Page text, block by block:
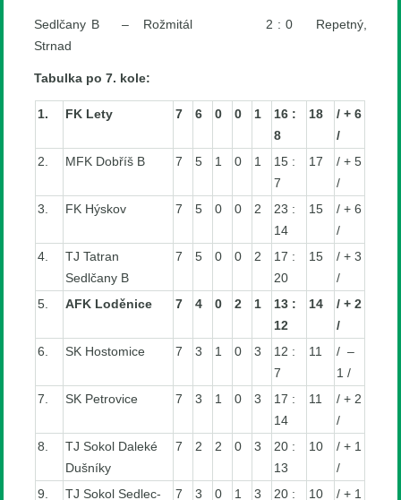
Sedlčany B – Rožmitál 2 : 0 Repetný,
Strnad
Tabulka po 7. kole:
1. FK Lety 7 6 0 0 1
16 :
8
18
/ + 6
/
2.
MFK Dobříš B 7 5 1 0 1
15 :
7
17
/ + 5
/
3.
FK Hýskov 7 5 0 0 2
23 :
14
15
/ + 6
/
4.
TJ Tatran
Sedlčany B
7 5 0 0 2
17 :
20
15
/ + 3
/
5.
AFK Loděnice 7 4 0 2 1
13 :
12
14
/ + 2
/
6.
SK Hostomice 7 3 1 0 3
12 :
7
11
/ –
1 /
7.
SK Petrovice 7 3 1 0 3
17 :
14
11
/ + 2
/
8.
TJ Sokol Daleké
Dušníky
7 2 2 0 3
20 :
13
10
/ + 1
/
9.
TJ Sokol Sedlec-
7 3 0 1 3
20 :
10
/ + 1